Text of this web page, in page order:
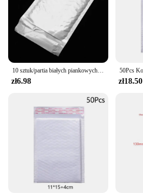
zł6.98 zł18.50